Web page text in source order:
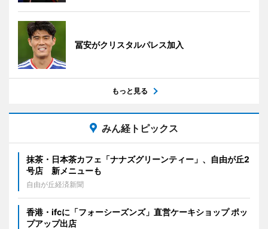
冨安がクリスタルパレス加入
もっと見る
みん経トピックス
抹茶・日本茶カフェ「ナナズグリーンティー」、自由が丘2
号店 新メニューも
自由が丘経済新聞
香港・ifcに「フォーシーズンズ」直営ケーキショップ ポッ
プアップ出店